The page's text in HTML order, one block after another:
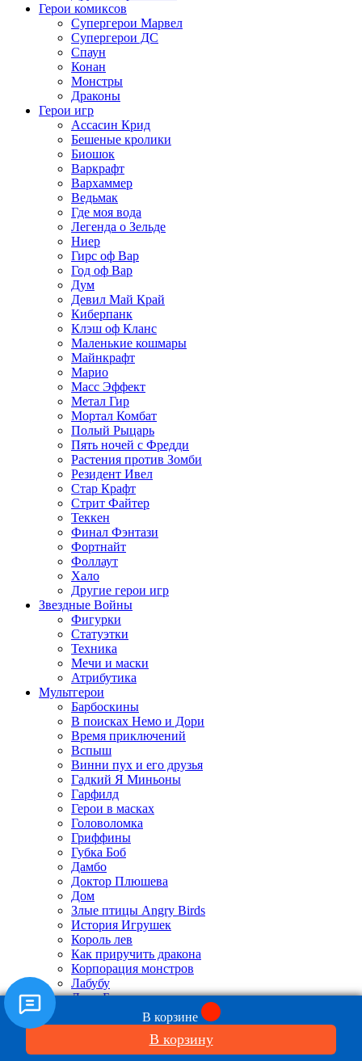
В корзине
В корзину
Герои комиксов
Супергерои Марвел
Супергерои ДС
Спаун
Конан
Монстры
Драконы
Герои игр
Ассасин Крид
Бешеные кролики
Биошок
Варкрафт
Вархаммер
Ведьмак
Где моя вода
Легенда о Зельде
Ниер
Гирс оф Вар
Год оф Вар
Дум
Девил Май Край
Киберпанк
Клэш оф Кланс
Маленькие кошмары
Майнкрафт
Марио
Масс Эффект
Метал Гир
Мортал Комбат
Полый Рыцарь
Пять ночей с Фредди
Растения против Зомби
Резидент Ивел
Стар Крафт
Стрит Файтер
Теккен
Финал Фэнтази
Фортнайт
Фоллаут
Хало
Другие герои игр
Звездные Войны
Фигурки
Статуэтки
Техника
Мечи и маски
Атрибутика
Мультгерои
Барбоскины
В поисках Немо и Дори
Время приключений
Вспыш
Винни пух и его друзья
Гадкий Я Миньоны
Гарфилд
Герои в масках
Головоломка
Гриффины
Губка Боб
Дамбо
Доктор Плюшева
Дом
Злые птицы Angry Birds
История Игрушек
Король лев
Как приручить дракона
Корпорация монстров
Лабубу
Леди Баг
Маппет Шоу
Моана